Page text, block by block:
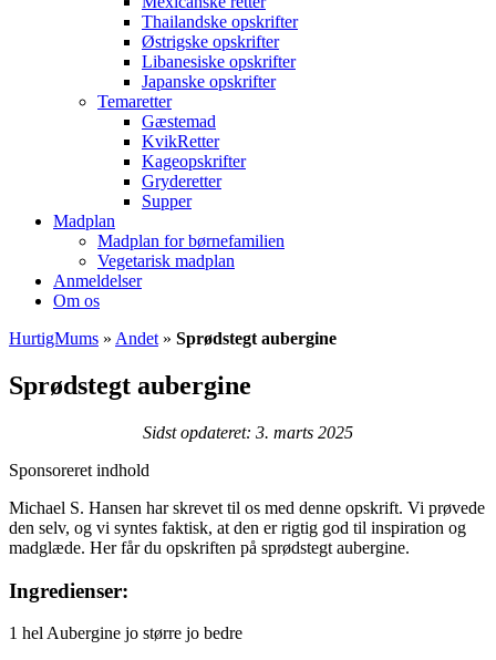
Thailandske opskrifter
Østrigske opskrifter
Libanesiske opskrifter
Japanske opskrifter
Temaretter
Gæstemad
KvikRetter
Kageopskrifter
Gryderetter
Supper
Madplan
Madplan for børnefamilien
Vegetarisk madplan
Anmeldelser
Om os
HurtigMums » Andet » Sprødstegt aubergine
Sprødstegt aubergine
Sidst opdateret: 3. marts 2025
Sponsoreret indhold
Michael S. Hansen har skrevet til os med denne opskrift. Vi prøvede
den selv, og vi syntes faktisk, at den er rigtig god til inspiration og
madglæde. Her får du opskriften på sprødstegt aubergine.
Ingredienser:
1 hel Aubergine jo større jo bedre